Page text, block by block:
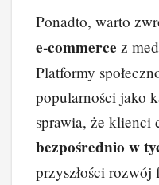
Ponadto, warto
e-commerce z
Platformy
popularności jako
sprawia, że klienci
bezpośrednio w
przyszłości